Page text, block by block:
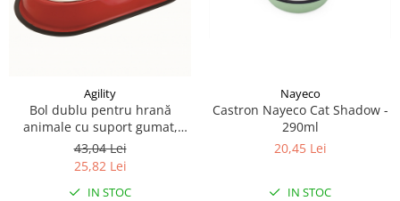
Agility
Bol dublu pentru hrană
animale cu suport gumat,
inox, Agility diametru bol 11
cm, rosu, 180 ml
43,04 Lei
25,82 Lei
IN STOC
Nayeco
Castron Nayeco Cat Shadow -
290ml
20,45 Lei
IN STOC